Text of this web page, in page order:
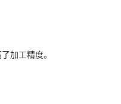
加工精度。